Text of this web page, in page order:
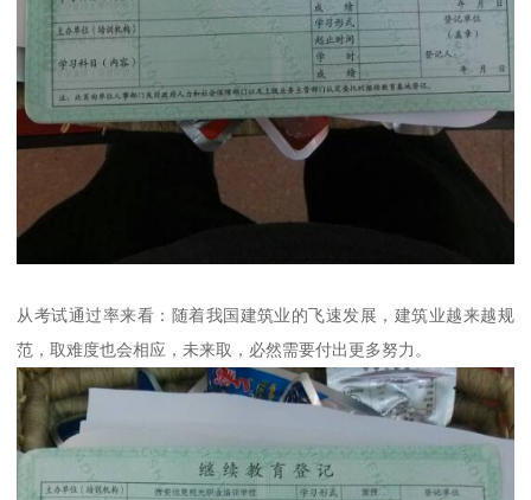
从考试通过率来看：随着我国建筑业的飞速发展，建筑业越来越规
范，取难度也会相应，未来取，必然需要付出更多努力。